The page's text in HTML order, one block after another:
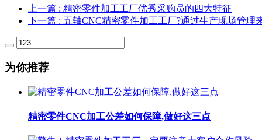
上一篇 : 精密零件加工工厂优秀采购员的四大特征
下一篇 : 五轴CNC精密零件加工工厂?通过生产现场管理
为你推荐
精密零件CNC加工公差如何保障,做好这三点